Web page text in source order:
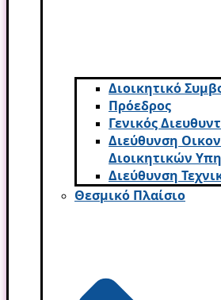
Διοικητικό
Πρόεδρος
Γενικός
Διεύθυνση
Διοικητικών
Διεύθυνση
Θεσμικό Πλαίσιο